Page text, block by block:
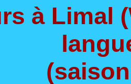
à Limal